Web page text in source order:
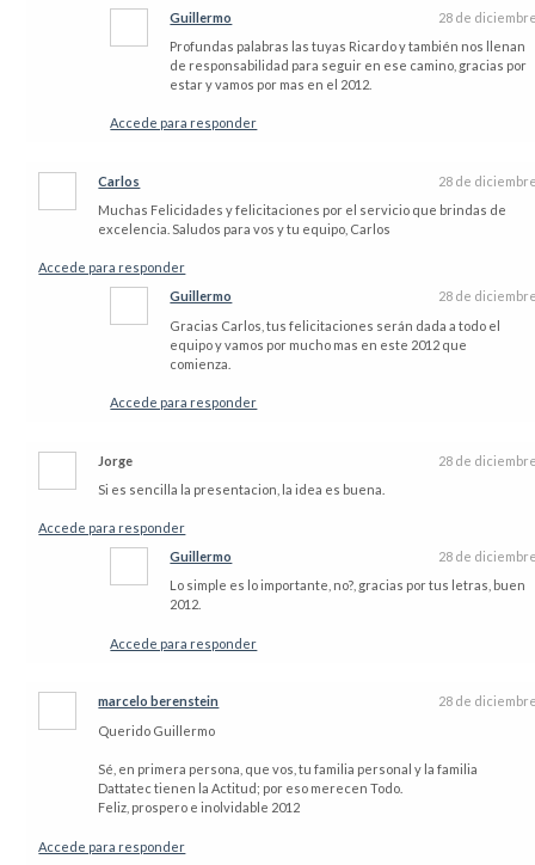
Guillermo
28 de
Profundas palabras las tuyas Ricardo y también nos llenan
de responsabilidad para seguir en ese camino, gracias por
estar y vamos por mas en el 2012.
Accede para responder
Carlos
28 de
Muchas Felicidades y felicitaciones por el servicio que brindas de
excelencia. Saludos para vos y tu equipo, Carlos
Accede para responder
Guillermo
28 de
Gracias Carlos, tus felicitaciones serán dada a todo el
equipo y vamos por mucho mas en este 2012 que
comienza.
Accede para responder
Jorge
28 de
Si es sencilla la presentacion, la idea es buena.
Accede para responder
Guillermo
28 de
Lo simple es lo importante, no?, gracias por tus letras, buen
2012.
Accede para responder
marcelo berenstein
28 de
Querido Guillermo
Sé, en primera persona, que vos, tu familia personal y la familia
Dattatec tienen la Actitud; por eso merecen Todo.
Feliz, prospero e inolvidable 2012
Accede para responder